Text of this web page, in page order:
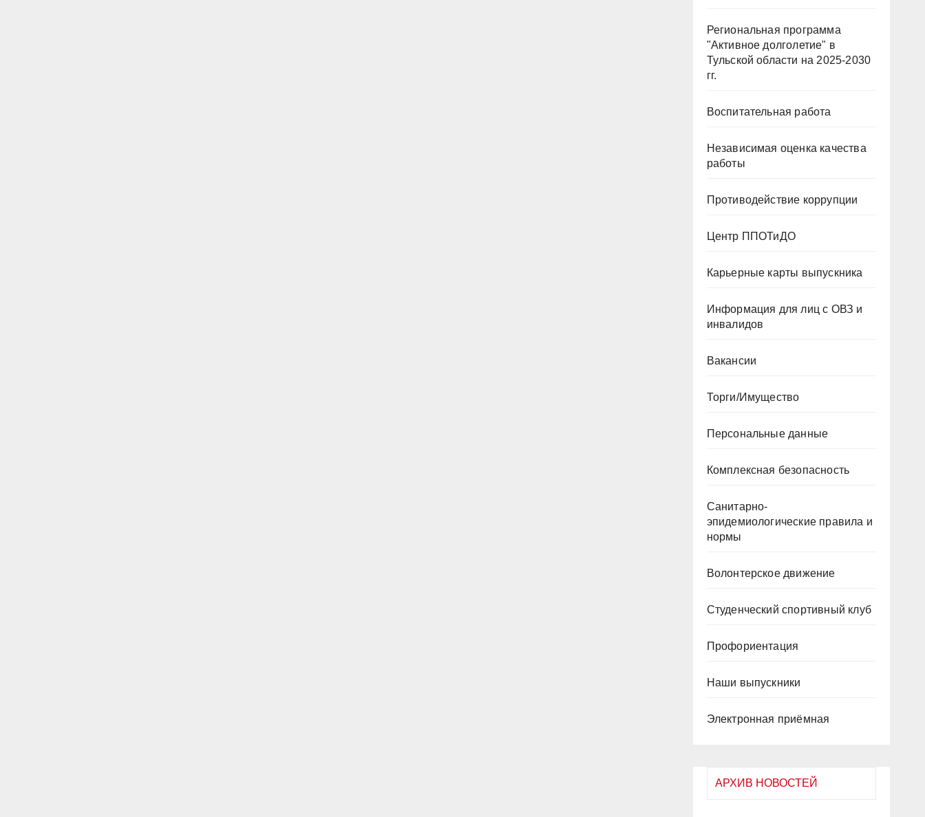
Региональная программа
"Активное долголетие" в
Тульской области на 2025-2030
гг.
Воспитательная работа
Независимая оценка качества
работы
Противодействие коррупции
Центр ППОТиДО
Карьерные карты выпускника
Информация для лиц с ОВЗ и
инвалидов
Вакансии
Торги/Имущество
Персональные данные
Комплексная безопасность
Санитарно-
эпидемиологические правила и
нормы
Волонтерское движение
Студенческий спортивный клуб
Профориентация
Наши выпускники
Электронная приёмная
АРХИВ НОВОСТЕЙ